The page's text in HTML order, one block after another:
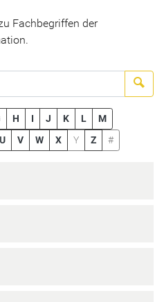
Fachbegriffen der
H I J K L
M
U V W X Y Z #